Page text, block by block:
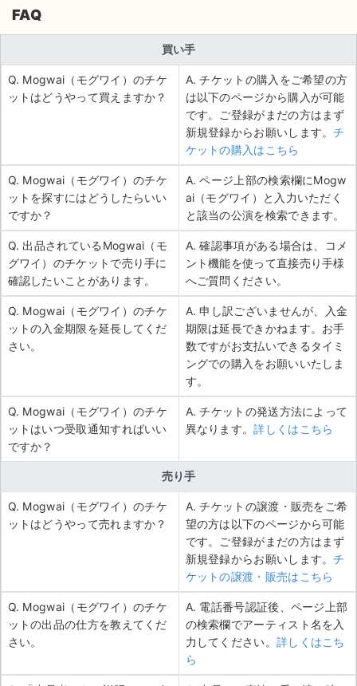
FAQ
買い手
Q. Mogwai（モグワイ）のチケ
ットはどうやって買えますか？
A. チケットの購入をご希望の方
は以下のページから購入が可能
です。ご登録がまだの方はまず
新規登録からお願いします。チ
ケットの購入はこちら
Q. Mogwai（モグワイ）のチケ
ットを探すにはどうしたらいい
ですか？
A. ページ上部の検索欄にMogw
ai（モグワイ）と入力いただく
と該当の公演を検索できます。
Q. 出品されているMogwai（モ
グワイ）のチケットで売り手に
確認したいことがあります。
A. 確認事項がある場合は、コメ
ント機能を使って直接売り手様
へご質問ください。
Q. Mogwai（モグワイ）のチケ
ットの入金期限を延長してくだ
さい。
A. 申し訳ございませんが、入金
期限は延長できかねます。お手
数ですがお支払いできるタイミ
ングでの購入をお願いいたしま
す。
Q. Mogwai（モグワイ）のチケ
ットはいつ受取通知すればいい
ですか？
A. チケットの発送方法によって
異なります。詳しくはこちら
売り手
Q. Mogwai（モグワイ）のチケ
ットはどうやって売れますか？
A. チケットの譲渡・販売をご希
望の方は以下のページから可能
です。ご登録がまだの方はまず
新規登録からお願いします。チ
ケットの譲渡・販売はこちら
Q. Mogwai（モグワイ）のチケ
ットの出品の仕方を教えてくだ
さい。
A. 電話番号認証後、ページ上部
の検索欄でアーティスト名を入
力してください。 詳しくはこち
ら